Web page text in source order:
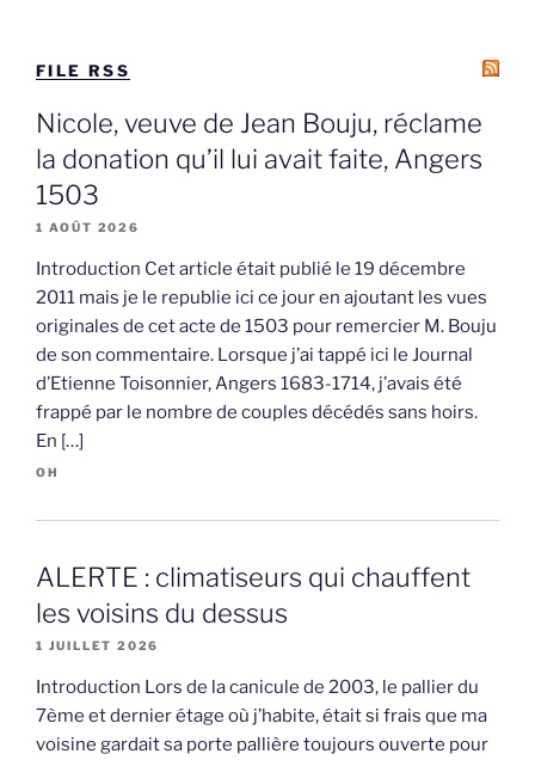
FILE RSS
Nicole, veuve de Jean Bouju, réclame
la donation qu’il lui avait faite, Angers
1503
1 AOÛT 2026
Introduction Cet article était publié le 19 décembre
2011 mais je le republie ici ce jour en ajoutant les vues
originales de cet acte de 1503 pour remercier M. Bouju
de son commentaire. Lorsque j’ai tappé ici le Journal
d’Etienne Toisonnier, Angers 1683-1714, j’avais été
frappé par le nombre de couples décédés sans hoirs.
En […]
OH
ALERTE : climatiseurs qui chauffent
les voisins du dessus
1 JUILLET 2026
Introduction Lors de la canicule de 2003, le pallier du
7ème et dernier étage où j’habite, était si frais que ma
voisine gardait sa porte pallière toujours ouverte pour